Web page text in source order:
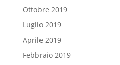
Ottobre 2019
Luglio 2019
Aprile 2019
Febbraio 2019